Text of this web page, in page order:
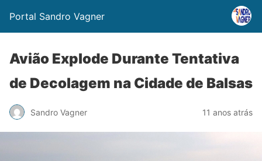
Portal Sandro Vagner
Avião Explode Durante Tentativa
de Decolagem na Cidade de Balsas
Sandro Vagner 11 anos atrás